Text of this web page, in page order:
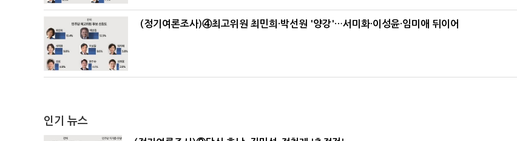
(정기여론조사)④최고위원 최민희·박선원 '양강'…서미화·이성윤·임미애 뒤이어
인기 뉴스